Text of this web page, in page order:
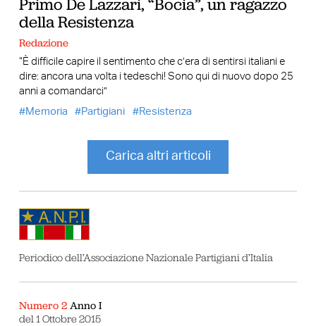
Primo De Lazzari, “Bocia”, un ragazzo
della Resistenza
Redazione
“È difficile capire il sentimento che c’era di sentirsi italiani e
dire: ancora una volta i tedeschi! Sono qui di nuovo dopo 25
anni a comandarci”
Memoria
Partigiani Resistenza
Carica altri articoli
Periodico dell’Associazione Nazionale Partigiani d’Italia
Numero 2Anno I
del 1 Ottobre 2015